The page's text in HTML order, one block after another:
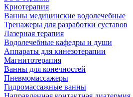
Криотерапия
Ванны медицинские водолечебные
Тренажеры для разработки суставов
Лазерная терапия
Водолечебные кафедры и души
Аппараты для кинезотерапии
Магнитотерапия
Ванны для конечностей
Пневмомассажеры
Гидромассажные ванны